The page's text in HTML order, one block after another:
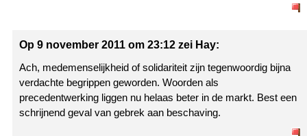
Op 9 november 2011 om 23:12 zei Hay:
Ach, medemenselijkheid of solidariteit zijn tegenwoordig bijna
verdachte begrippen geworden. Woorden als
precedentwerking liggen nu helaas beter in de markt. Best een
schrijnend geval van gebrek aan beschaving.